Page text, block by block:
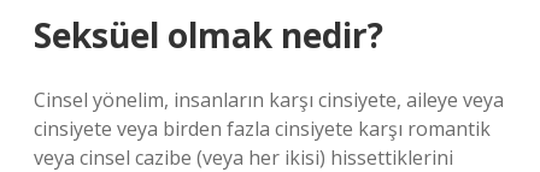
Seksüel olmak nedir?
Cinsel yönelim, insanların karşı cinsiyete, aileye veya
cinsiyete veya birden fazla cinsiyete karşı romantik
veya cinsel cazibe (veya her ikisi) hissettiklerini